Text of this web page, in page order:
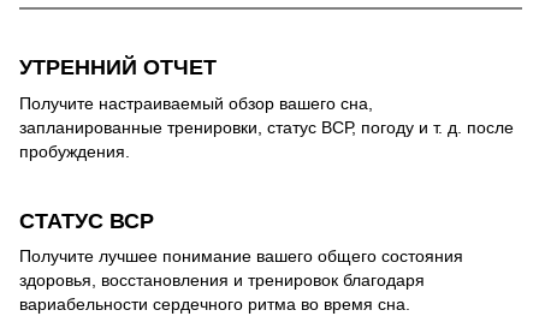
УТРЕННИЙ ОТЧЕТ
Получите настраиваемый обзор вашего сна,
запланированные тренировки, статус ВСР, погоду и т. д. после
пробуждения.
СТАТУС ВСР
Получите лучшее понимание вашего общего состояния
здоровья, восстановления и тренировок благодаря
вариабельности сердечного ритма во время сна.